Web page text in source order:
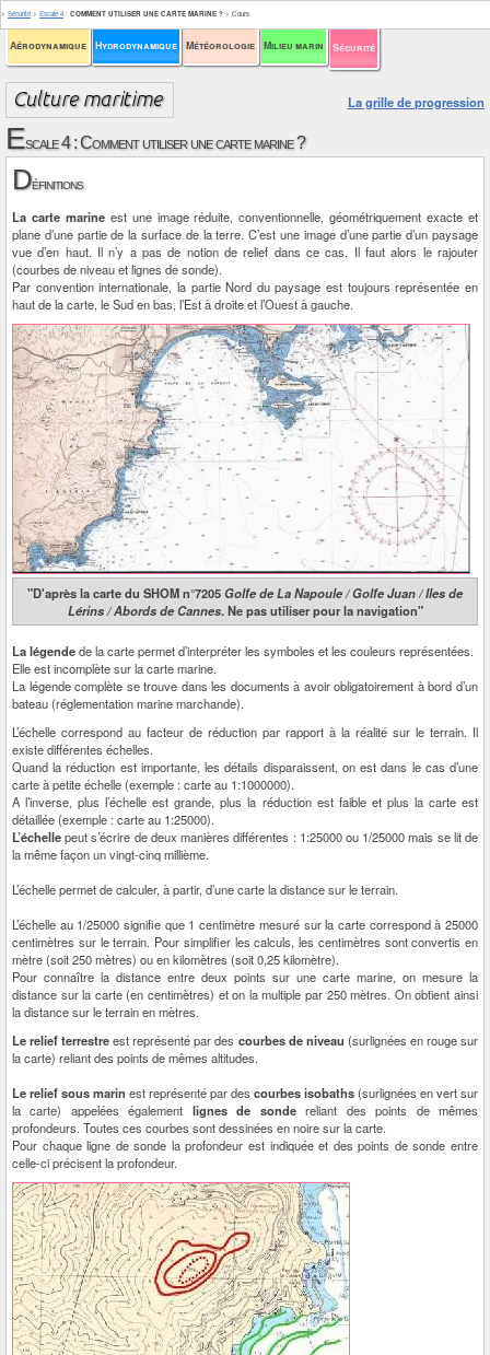
Aérodynamique Hydrodynamique Météorologie Milieu marin Sécurité
> Sécurité > Escale 4 : COMMENT UTILISER UNE CARTE MARINE ? > Cours
La grille de progression
Escale 4 : Comment utiliser une carte marine ?
Définitions
La carte marine est une image réduite, conventionnelle, géométriquement exacte et
plane d’une partie de la surface de la terre. C’est une image d’une partie d’un paysage
vue d’en haut. Il n’y a pas de notion de relief dans ce cas. Il faut alors le rajouter
(courbes de niveau et lignes de sonde).
Par convention internationale, la partie Nord du paysage est toujours représentée en
haut de la carte, le Sud en bas, l’Est à droite et l’Ouest à gauche.
"D'après la carte du SHOM n°7205Golfe de La Napoule / Golfe Juan / Iles de
Lérins / Abords de Cannes. Ne pas utiliser pour la navigation"
La légendede la carte permet d’interpréter les symboles et les couleurs représentées.
Elle est incomplète sur la carte marine.
La légende complète se trouve dans les documents à avoir obligatoirement à bord d’un
bateau (réglementation marine marchande).
L’échelle correspond au facteur de réduction par rapport à la réalité sur le terrain. Il
existe différentes échelles.
Quand la réduction est importante, les détails disparaissent, on est dans le cas d’une
carte à petite échelle (exemple : carte au 1:1000000).
A l’inverse, plus l’échelle est grande, plus la réduction est faible et plus la carte est
détaillée (exemple : carte au 1:25000).
L’échellepeut s’écrire de deux manières différentes : 1:25000 ou 1/25000 mais se lit de
la même façon un vingt-cinq millième.
L’échelle permet de calculer, à partir, d’une carte la distance sur le terrain.
L’échelle au 1/25000 signifie que 1 centimètre mesuré sur la carte correspond à 25000
centimètres sur le terrain. Pour simplifier les calculs, les centimètres sont convertis en
mètre (soit 250 mètres) ou en kilomètres (soit 0,25 kilomètre).
Pour connaître la distance entre deux points sur une carte marine, on mesure la
distance sur la carte (en centimètres) et on la multiple par 250 mètres. On obtient ainsi
la distance sur le terrain en mètres.
Le relief terrestreest représenté par des courbes de niveau (surlignées en rouge sur
la carte) reliant des points de mêmes altitudes.
Le relief sous marin est représenté par des courbes isobaths(surlignées en vert sur
la carte) appelées également lignes de sondereliant des points de mêmes
profondeurs. Toutes ces courbes sont dessinées en noire sur la carte.
Pour chaque ligne de sonde la profondeur est indiquée et des points de sonde entre
celle-ci précisent la profondeur.